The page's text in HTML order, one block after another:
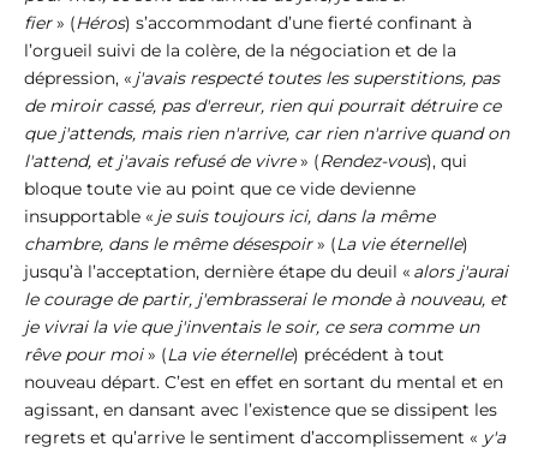
fier» (Héros) s’accommodant d’une fierté confinant à
l’orgueil suivi de la colère, de la négociation et de la
dépression, « j'avais respecté toutes les superstitions, pas
de miroir cassé, pas d'erreur, rien qui pourrait détruire ce
que j'attends, mais rien n'arrive, car rien n'arrive quand on
l'attend, et j'avais refusé de vivre» (Rendez-vous), qui
bloque toute vie au point que ce vide devienne
insupportable « je suis toujours ici, dans la même
chambre, dans le même désespoir» (La vie éternelle)
jusqu’à l’acceptation, dernière étape du deuil « alors j'aurai
le courage de partir, j'embrasserai le monde à nouveau, et
je vivrai la vie que j'inventais le soir, ce sera comme un
rêve pour moi» (La vie éternelle) précédent à tout
nouveau départ. C’est en effet en sortant du mental et en
agissant, en dansant avec l’existence que se dissipent les
regrets et qu’arrive le sentiment d’accomplissement « y'a